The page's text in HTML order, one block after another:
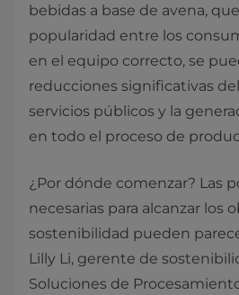
bebidas a base de avena,
popularidad entre los
en el equipo correcto, se
reducciones significativas
servicios públicos y la
en todo el proceso de
¿Por dónde comenzar? Las
necesarias para alcanzar los
sostenibilidad pueden
Lilly Li, gerente de
Soluciones de